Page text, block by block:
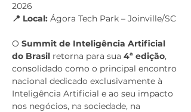
2026
📍 Local: Ágora Tech Park – Joinville/SC
O Summit de Inteligência Artificial
do Brasil retorna para sua 4ª edição,
consolidado como o principal encontro
nacional dedicado exclusivamente à
Inteligência Artificial e ao seu impacto
nos negócios, na sociedade, na